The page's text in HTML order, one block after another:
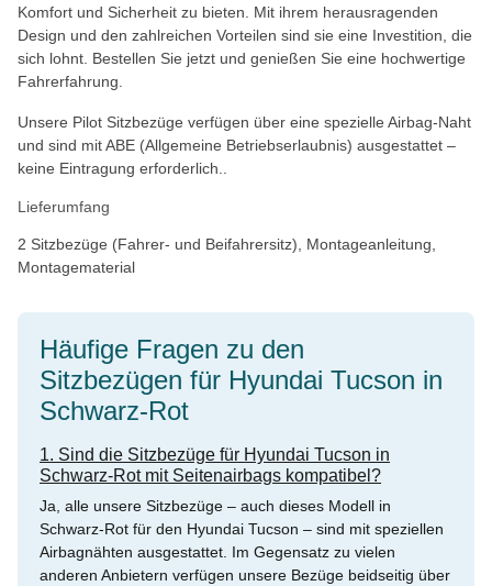
Komfort und Sicherheit zu bieten. Mit ihrem herausragenden
Design und den zahlreichen Vorteilen sind sie eine Investition, die
sich lohnt. Bestellen Sie jetzt und genießen Sie eine hochwertige
Fahrerfahrung.
Unsere Pilot Sitzbezüge verfügen über eine spezielle Airbag-Naht
und sind mit ABE (Allgemeine Betriebserlaubnis) ausgestattet –
keine Eintragung erforderlich..
Lieferumfang
2 Sitzbezüge (Fahrer- und Beifahrersitz), Montageanleitung,
Montagematerial
Häufige Fragen zu den
Sitzbezügen für Hyundai Tucson in
Schwarz-Rot
1. Sind die Sitzbezüge für Hyundai Tucson in
Schwarz-Rot mit Seitenairbags kompatibel?
Ja, alle unsere Sitzbezüge – auch dieses Modell in
Schwarz-Rot für den Hyundai Tucson – sind mit speziellen
Airbagnähten ausgestattet. Im Gegensatz zu vielen
anderen Anbietern verfügen unsere Bezüge beidseitig über